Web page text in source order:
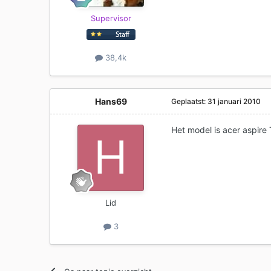
Supervisor
38,4k
Hans69
Lid
3
Geplaatst: 31 januari 2010
Het model is acer aspire